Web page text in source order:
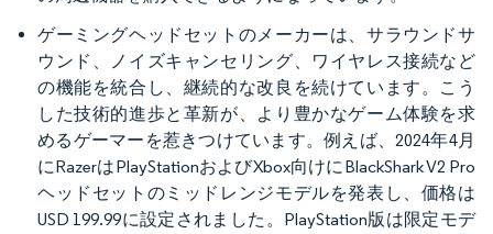
ゲーミングヘッドセットのメーカーは、サラウンドサ
ウンド、ノイズキャンセリング、ワイヤレス接続など
の機能を統合し、継続的な改良を続けています。こう
した技術的進歩と革新が、より豊かなゲーム体験を求
めるゲーマーを惹きつけています。例えば、2024年4月
にRazerはPlayStationおよびXbox向けにBlackShark V2 Pro
ヘッドセットのミッドレンジモデルを発表し、価格は
USD 199.99に設定されました。PlayStation版は限定モデ